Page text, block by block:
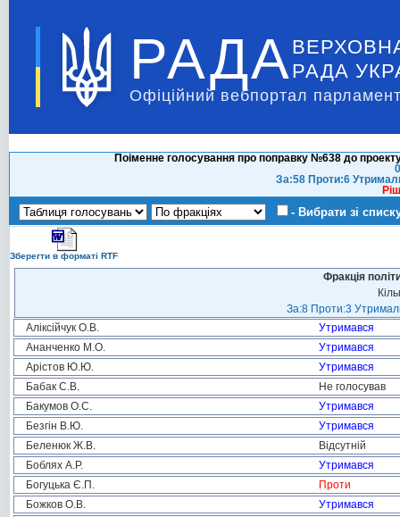
РАДА РАДА
Офіційний вебпортал
Поіменне голосування про поправку №638 до
За:58 Проти:6
- Вибрати зі
Зберегти в форматі RTF
Фракція
За:8 Проти:3
Аліксійчук О.В.
Утримався
Ананченко М.О.
Утримався
Арістов Ю.Ю.
Утримався
Бабак С.В.
Не голосував
Бакумов О.С.
Утримався
Безгін В.Ю.
Утримався
Беленюк Ж.В.
Відсутній
Боблях А.Р.
Утримався
Богуцька Є.П.
Проти
Божков О.В.
Утримався